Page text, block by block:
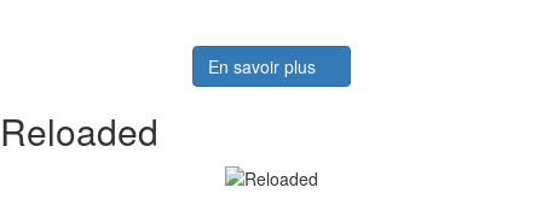
En savoir plus
Reloaded